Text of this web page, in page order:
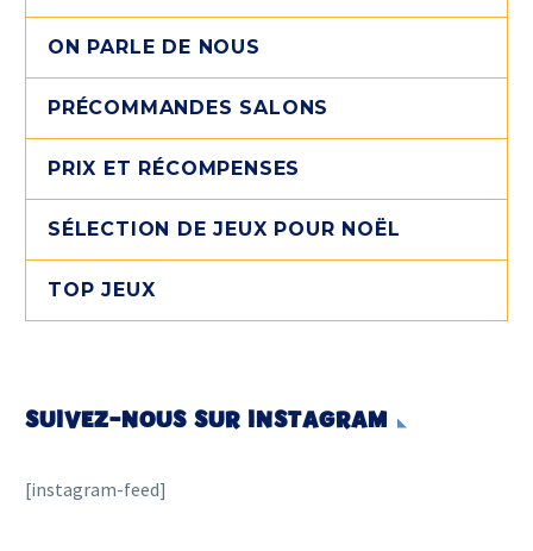
ON PARLE DE NOUS
PRÉCOMMANDES SALONS
PRIX ET RÉCOMPENSES
SÉLECTION DE JEUX POUR NOËL
TOP JEUX
SUIVEZ-NOUS SUR INSTAGRAM
[instagram-feed]